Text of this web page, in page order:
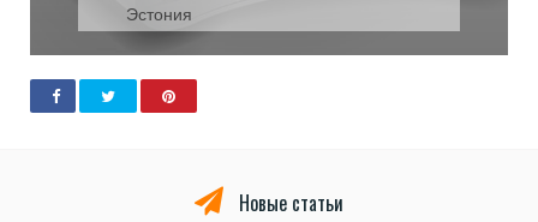
Эстония
Новые статьи